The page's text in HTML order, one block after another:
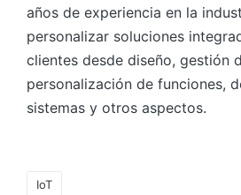
años de experiencia en la
personalizar soluciones
clientes desde diseño, gestión
personalización de funciones,
sistemas y otros aspectos.
IoT